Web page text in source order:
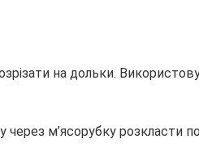
на дольки.
через м’ясорубку розкласти